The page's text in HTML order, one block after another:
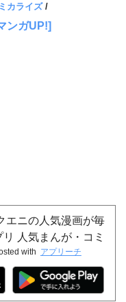
カライズ/
ンガUP!]
エニの人気漫画が毎
人気まんが・コミ
with アプリーチ